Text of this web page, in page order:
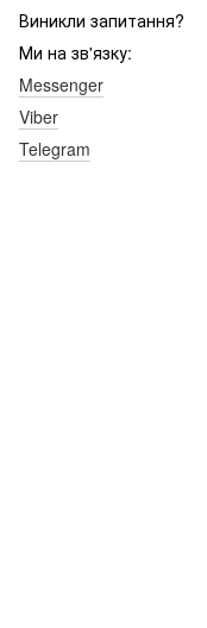
Виникли запитання?
Ми на зв'язку:
Messenger
Viber
Telegram